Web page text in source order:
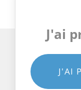
J'ai
J'AI